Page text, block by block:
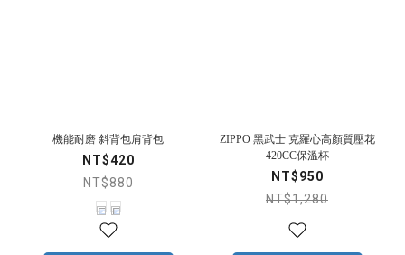
機能耐磨 斜背包肩背包
NT$420
NT$880
ZIPPO 黑武士 克羅心高顏質壓花
420CC保溫杯
NT$950
NT$1,280